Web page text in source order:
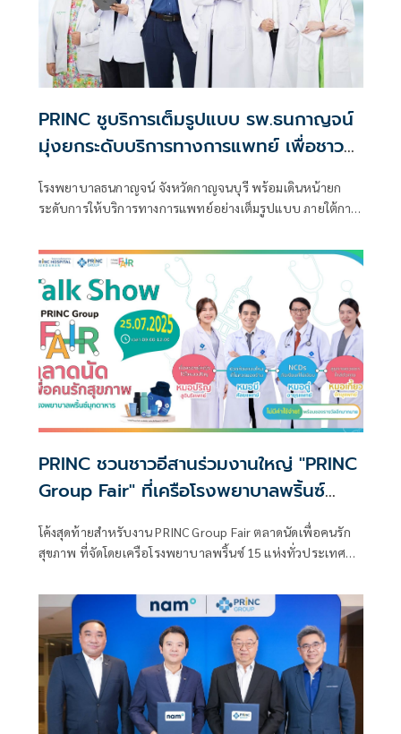
PRINC ชูบริการเต็มรูปแบบ รพ.ธนกาญจน์
มุ่งยกระดับบริการทางการแพทย์ เพื่อชาว
โรงพยาบาลธนกาญจน์ จังหวัดกาญจนบุรี พร้อมเดินหน้ายก
ระดับการให้บริการทางการแพทย์อย่างเต็มรูปแบบ ภายใต้การ
หรือ PRINC Group โดยมุ่งมั่นพัฒนาทั้งสถานที่และบริการ
PRINC ชวนชาวอีสานร่วมงานใหญ่ "PRINC
Group Fair" ที่เครือโรงพยาบาลพริ้นซ์
ดูแลสุขภาพรับหน้าฝน 24-31 กรกฎาคมนี้
โค้งสุดท้ายสำหรับงาน PRINC Group Fair ตลาดนัดเพื่อคนรัก
สุขภาพ ที่จัดโดยเครือโรงพยาบาลพริ้นซ์ 15 แห่งทั่วประเทศ
นี้